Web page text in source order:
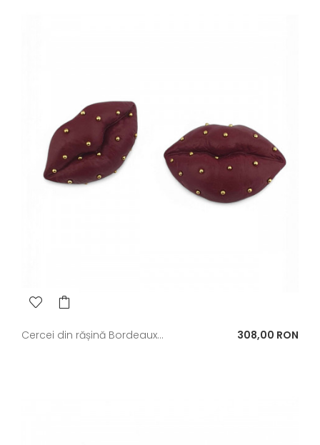
Cercei din rășină Bordeaux... Pret
308,00 RON